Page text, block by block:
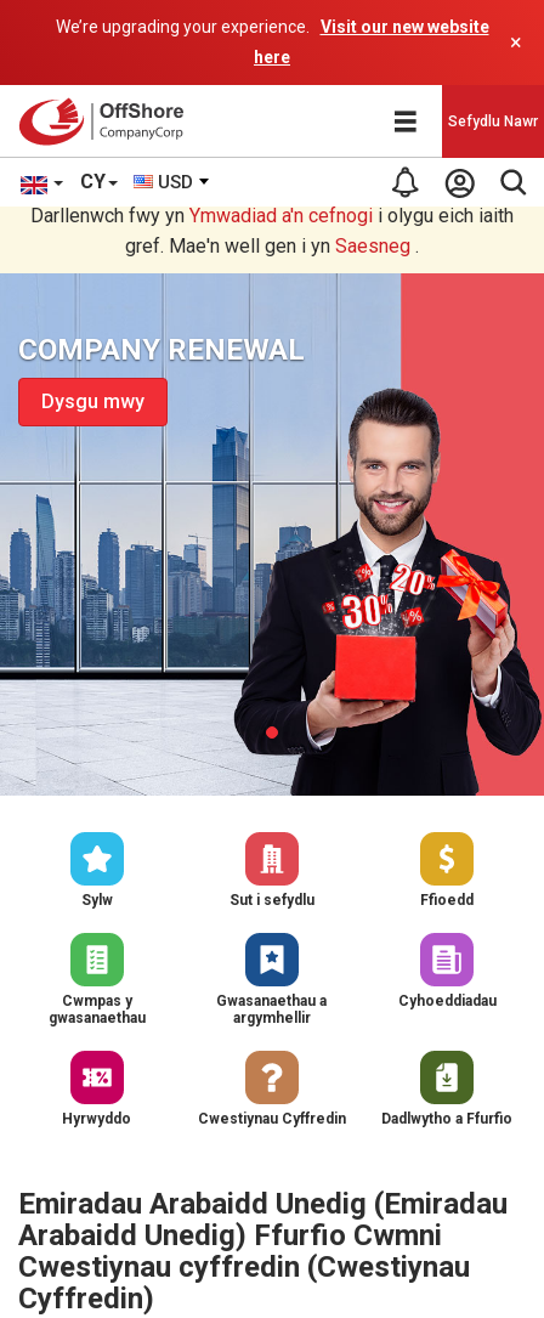
We’re upgrading your experience.
Visit our new website
here
×
CY USD
Sefydlu Nawr
Rydych chi'n darllen yn Welsh cyfieithu gan raglen AI.
Darllenwch fwy yn Ymwadiad a'n cefnogi i olygu eich iaith
gref. Mae'n well gen i yn Saesneg .
COMPANY RENEWAL
Dysgu mwy
Sylw Sut i sefydlu Ffioedd
Cwmpas y
gwasanaethau
Gwasanaethau a
argymhellir
Cyhoeddiadau
Hyrwyddo Cwestiynau Cyffredin Dadlwytho a Ffurfio
Emiradau Arabaidd Unedig (Emiradau
Arabaidd Unedig) Ffurfio Cwmni
Cwestiynau cyffredin (Cwestiynau
Cyffredin)